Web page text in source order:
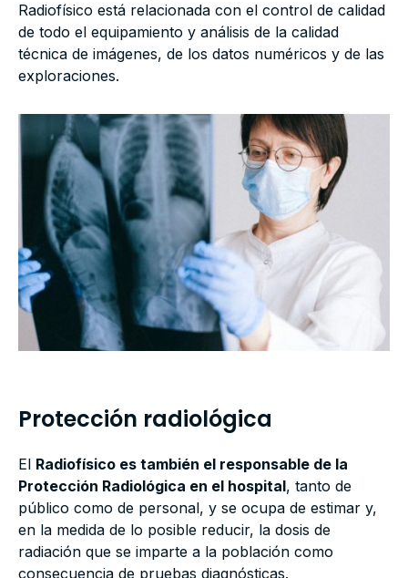
Radiofísico está relacionada con el control de calidad
de todo el equipamiento y análisis de la calidad
técnica de imágenes, de los datos numéricos y de las
exploraciones.
Protección radiológica
El Radiofísico es también el responsable de la
Protección Radiológica en el hospital, tanto de
público como de personal, y se ocupa de estimar y,
en la medida de lo posible reducir, la dosis de
radiación que se imparte a la población como
consecuencia de pruebas diagnósticas.